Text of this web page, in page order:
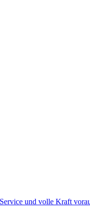
und volle Kraft